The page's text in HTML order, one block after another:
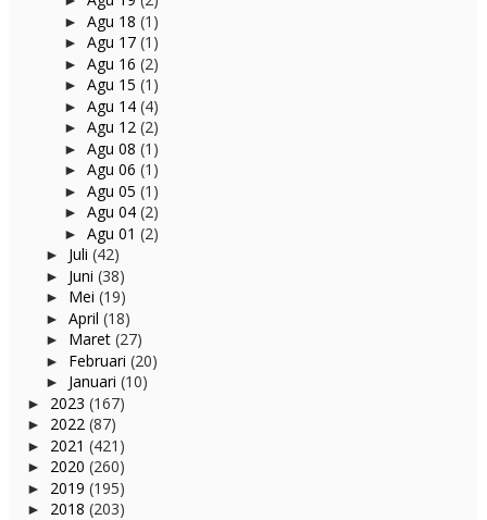
► Agu 18 (1)
► Agu 17 (1)
► Agu 16 (2)
► Agu 15 (1)
► Agu 14 (4)
► Agu 12 (2)
► Agu 08 (1)
► Agu 06 (1)
► Agu 05 (1)
► Agu 04 (2)
► Agu 01 (2)
► Juli (42)
► Juni (38)
► Mei (19)
► April (18)
► Maret (27)
► Februari (20)
► Januari (10)
► 2023 (167)
► 2022 (87)
► 2021 (421)
► 2020 (260)
► 2019 (195)
► 2018 (203)